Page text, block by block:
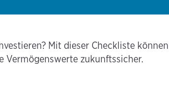
Mit dieser Checkliste
Vermögenswerte zukunftssicher.